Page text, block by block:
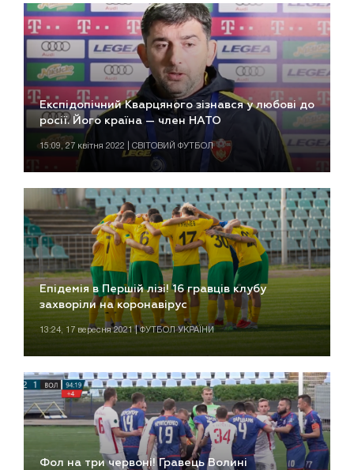
Експідопічний Кварцяного зізнався у любові до
росії. Його країна — член НАТО
15:09, 27 квітня 2022 | СВІТОВИЙ ФУТБОЛ
Епідемія в Першій лізі! 16 гравців клубу
захворіли на коронавірус
13:24, 17 вересня 2021 | ФУТБОЛ УКРАЇНИ
Фол на три червоні! Гравець Волині